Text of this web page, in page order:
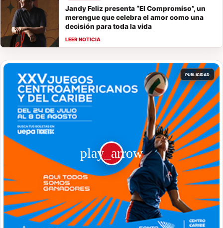
Jandy Feliz presenta “El Compromiso”, un
merengue que celebra el amor como una
decisión para toda la vida